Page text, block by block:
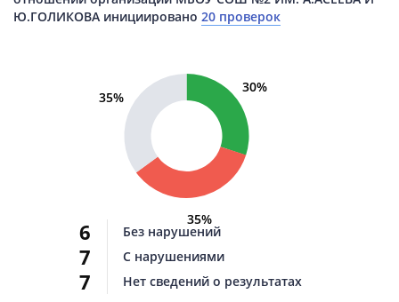
Ю.ГОЛИКОВА инициировано 20 проверок
30%
35%
35%
6
7
7
Без нарушений
С нарушениями
Нет сведений о результатах